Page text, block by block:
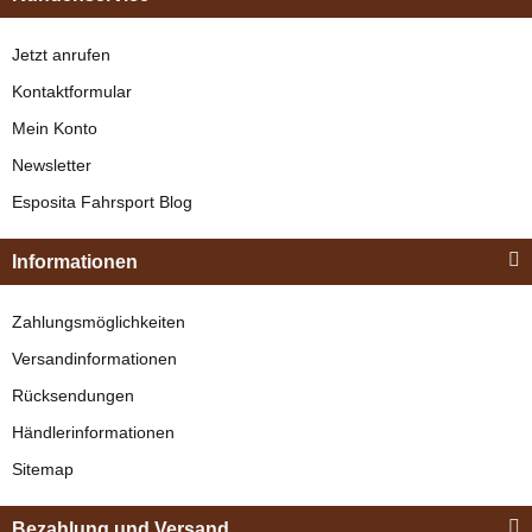
Bestseller
HippoBlue Eisblau
Kunststoffbeschlag
90
"Shettyglück"
Braun
329,00 €*
Jetzt anrufen
Kontaktformular
Mein Konto
Newsletter
Esposita Fahrsport Blog
Informationen
Zahlungsmöglichkeiten
Versandinformationen
Rücksendungen
Händlerinformationen
Sitemap